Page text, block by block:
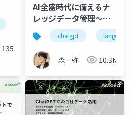
135
AI全盛時代に備えるナ
レッジデータ管理〜
VectorStoreの選び
方〜
chatgpt langchain
森一弥 10.3K